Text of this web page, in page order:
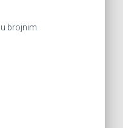
brojnim